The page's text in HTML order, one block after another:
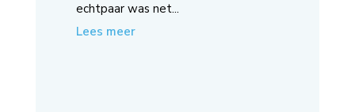
echtpaar was net...
Lees meer